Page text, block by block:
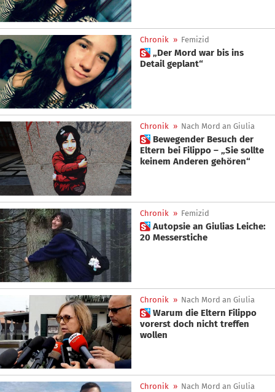
Chronik » Femizid
 „Der Mord war bis ins
Detail geplant“
Chronik » Nach Mord an Giulia
 Bewegender Besuch der
Eltern bei Filippo – „Sie sollte
keinem Anderen gehören“
Chronik » Femizid
 Autopsie an Giulias Leiche:
20 Messerstiche
Chronik » Nach Mord an Giulia
 Warum die Eltern Filippo
vorerst doch nicht treffen
wollen
Chronik » Nach Mord an Giulia